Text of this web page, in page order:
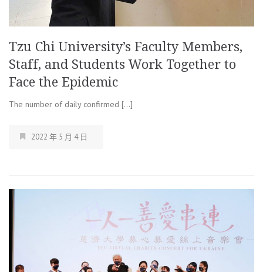
Tzu Chi University’s Faculty Members,
Staff, and Students Work Together to
Face the Epidemic
The number of daily confirmed […]
2022 年 5 月 4 日